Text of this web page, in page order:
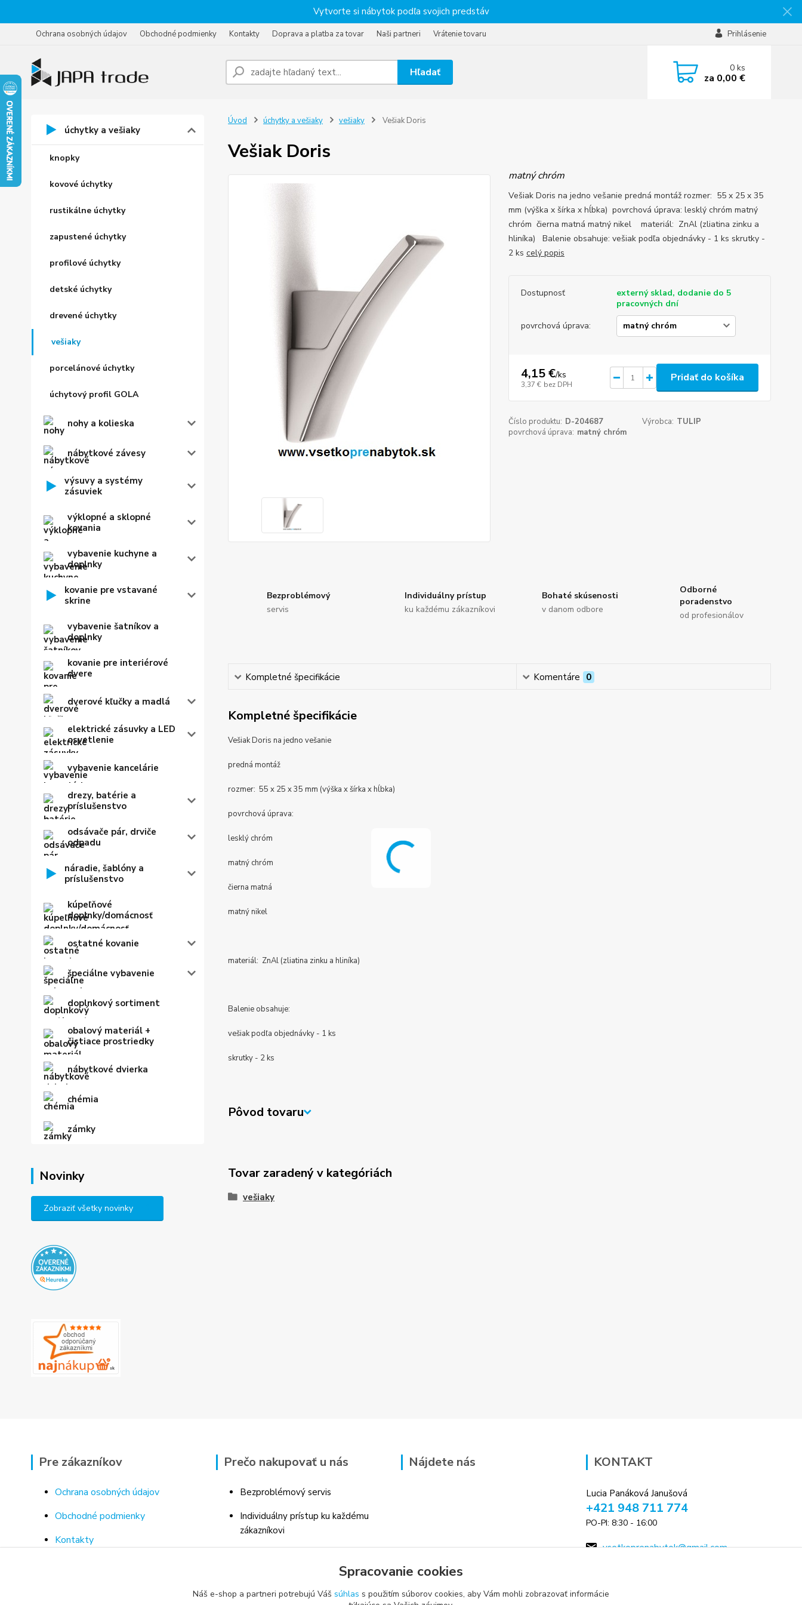
Vytvorte si nábytok podľa svojich predstáv
Ochrana osobných údajov Obchodné podmienky Kontakty Doprava a platba za tovar Naši partneri Vrátenie tovaru Prihlásenie
Hľadať 0ks
za 0,00 €
úchytky a vešiaky
knopky
kovové úchytky
rustikálne úchytky
zapustené úchytky
profilové úchytky
detské úchytky
drevené úchytky
vešiaky
porcelánové úchytky
úchytový profil GOLA
nohy a kolieska
nábytkové závesy
výsuvy a systémy
zásuviek
výklopné a sklopné
kovania
vybavenie kuchyne a
doplnky
kovanie pre vstavané
skrine
vybavenie šatníkov a
doplnky
kovanie pre interiérové
dvere
dverové kľučky a madlá
elektrické zásuvky a LED
osvetlenie
vybavenie kancelárie
drezy, batérie a
príslušenstvo
odsávače pár, drviče
odpadu
náradie, šablóny a
príslušenstvo
kúpeľňové
doplnky/domácnosť
ostatné kovanie
špeciálne vybavenie
doplnkový sortiment
obalový materiál +
čistiace prostriedky
nábytkové dvierka
chémia
zámky
Novinky
Zobraziť všetky novinky
Úvod úchytky a vešiaky vešiaky Vešiak Doris
Vešiak Doris
matný chróm
Vešiak Doris na jedno vešanie predná montáž rozmer: 55 x 25 x 35
mm (výška x šírka x hĺbka) povrchová úprava: lesklý chróm matný
chróm čierna matná matný nikel materiál: ZnAl (zliatina zinku a
hliníka) Balenie obsahuje: vešiak podľa objednávky - 1 ks skrutky -
2 ks celý popis
Dostupnosť
externý sklad, dodanie do 5
pracovných dní
povrchová úprava:
4,15 €/ks
3,37 € bez DPH
Pridať do košíka
Číslo produktu: D-204687 Výrobca: TULIP
povrchová úprava: matný chróm
Bezproblémový
servis
Individuálny prístup
ku každému zákazníkovi
Bohaté skúsenosti
v danom odbore
Odborné
poradenstvo
od profesionálov
Kompletné špecifikácie Komentáre 0
Kompletné špecifikácie
Vešiak Doris na jedno vešanie
predná montáž
rozmer: 55 x 25 x 35 mm (výška x šírka x hĺbka)
povrchová úprava:
lesklý chróm
matný chróm
čierna matná
matný nikel
materiál: ZnAl (zliatina zinku a hliníka)
Balenie obsahuje:
vešiak podľa objednávky - 1 ks
skrutky - 2 ks
Pôvod tovaru
Tovar zaradený v kategóriách
vešiaky
Pre zákazníkov
Ochrana osobných údajov
Obchodné podmienky
Kontakty
Prečo nakupovať u nás
Bezproblémový servis
Individuálny prístup ku každému
zákazníkovi
poradenstvo
Nájdete nás KONTAKT
Lucia Panáková Janušová
+421 948 711 774
PO-PI: 8:30 - 16:00
vsetkoprenabytok@gmail.com
Spracovanie cookies
Náš e-shop a partneri potrebujú Váš súhlas s použitím súborov cookies, aby Vám mohli zobrazovať informácie